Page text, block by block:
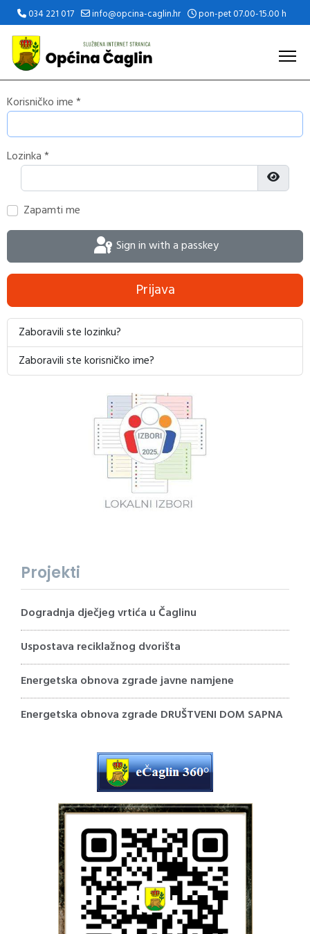
034 221 017 info@opcina-caglin.hr pon-pet 07.00-15.00 h
Korisničko ime*
Lozinka*
Prikaži
Zapamti me
Sign in with a passkey
Prijava
Zaboravili ste lozinku?
Zaboravili ste korisničko ime?
Projekti
Dogradnja dječjeg vrtića u Čaglinu
Uspostava reciklažnog dvorišta
Energetska obnova zgrade javne namjene
Energetska obnova zgrade DRUŠTVENI DOM SAPNA